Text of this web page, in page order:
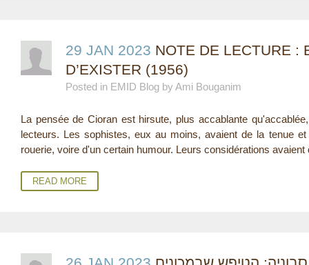
29 JAN 2023 NOTE DE LECTURE :
D’EXISTER (1956)
Posted in EMID Blog by Ami Bouganim
La pensée de Cioran est hirsute, plus accablante
lecteurs. Les sophistes, eux au moins, avaient de la tenue
rouerie, voire d'un certain humour. Leurs considérations
READ MORE